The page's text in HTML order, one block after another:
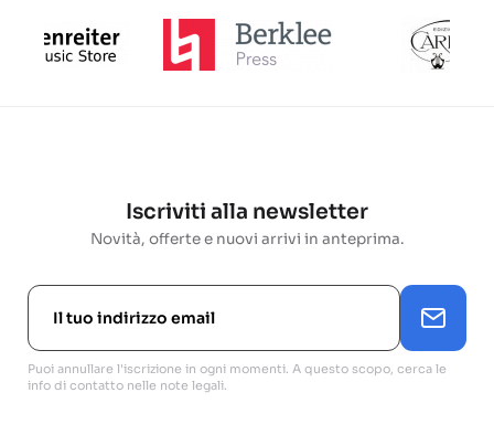
Iscriviti alla newsletter
Novità, offerte e nuovi arrivi in anteprima.
Puoi annullare l'iscrizione in ogni momenti. A questo scopo, cerca le
info di contatto nelle note legali.